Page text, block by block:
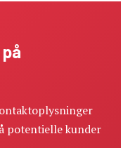
potentielle kunder